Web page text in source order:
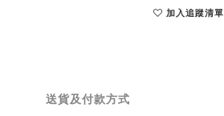
加入追蹤清單
送貨及付款方式